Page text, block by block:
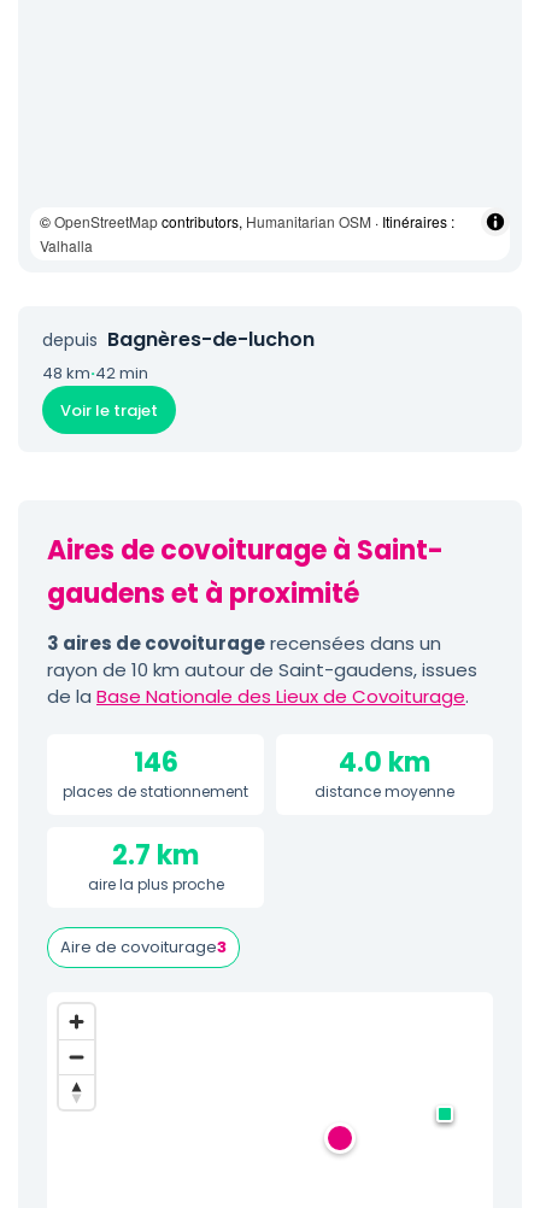
©OpenStreetMapcontributors, Humanitarian OSM · Itinéraires :
Valhalla
depuis Bagnères-de-luchon
48 km·42 min
Voir le trajet
Aires de covoiturage à Saint-
gaudens et à proximité
3 aires de covoituragerecensées dans un
rayon de 10 km autour de Saint-gaudens, issues
de la Base Nationale des Lieux de Covoiturage.
146
places de stationnement
4.0 km
distance moyenne
2.7 km
aire la plus proche
Aire de covoiturage3